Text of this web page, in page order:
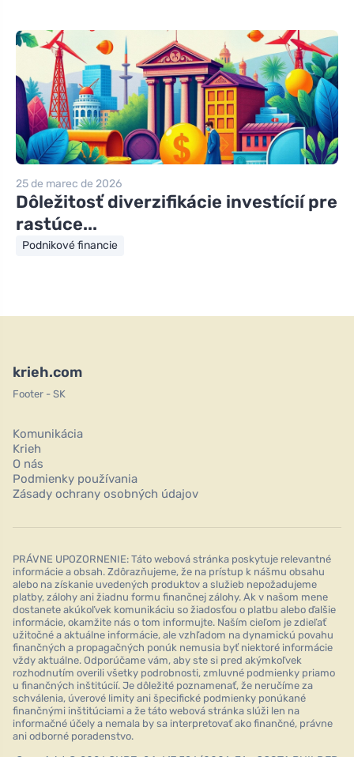
25 de marec de 2026
Dôležitosť diverzifikácie investícií pre
rastúce...
Podnikové financie
krieh.com
Footer - SK
Komunikácia
Krieh
O nás
Podmienky používania
Zásady ochrany osobných údajov
PRÁVNE UPOZORNENIE: Táto webová stránka poskytuje relevantné
informácie a obsah. Zdôrazňujeme, že na prístup k nášmu obsahu
alebo na získanie uvedených produktov a služieb nepožadujeme
platby, zálohy ani žiadnu formu finančnej zálohy. Ak v našom mene
dostanete akúkoľvek komunikáciu so žiadosťou o platbu alebo ďalšie
informácie, okamžite nás o tom informujte. Naším cieľom je zdieľať
užitočné a aktuálne informácie, ale vzhľadom na dynamickú povahu
finančných a propagačných ponúk nemusia byť niektoré informácie
vždy aktuálne. Odporúčame vám, aby ste si pred akýmkoľvek
rozhodnutím overili všetky podrobnosti, zmluvné podmienky priamo
u finančných inštitúcií. Je dôležité poznamenať, že neručíme za
schválenia, úverové limity ani špecifické podmienky ponúkané
finančnými inštitúciami a že táto webová stránka slúži len na
informačné účely a nemala by sa interpretovať ako finančné, právne
ani odborné poradenstvo.